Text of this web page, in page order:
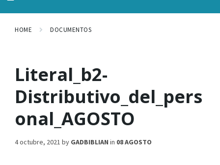
HOME DOCUMENTOS
Literal_b2-
Distributivo_del_pers
onal_AGOSTO
4 octubre, 2021 by GADBIBLIAN in 08 AGOSTO